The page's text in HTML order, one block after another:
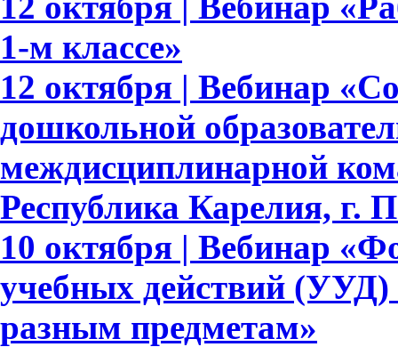
1-м классе»
12 октября | Вебинар
дошкольной
междисциплинарной
Республика Карелия, г.
10 октября | Вебинар
учебных действий
разным предметам»